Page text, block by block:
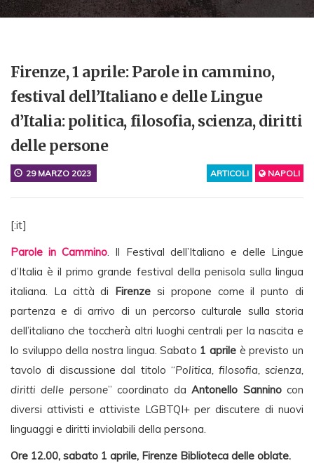
Firenze, 1 aprile: Parole in cammino,
festival dell’Italiano e delle Lingue
d’Italia: politica, filosofia, scienza, diritti
delle persone
ARTICOLI NAPOLI
29 MARZO 2023
[:it]
Parole in Cammino . Il Festival dell’Italiano e delle Lingue
d’Italia è il primo grande festival della penisola sulla lingua
italiana. La città di Firenze si propone come il punto di
partenza e di arrivo di un percorso culturale sulla storia
dell’italiano che toccherà altri luoghi centrali per la nascita e
lo sviluppo della nostra lingua. Sabato 1 aprileè previsto un
tavolo di discussione dal titolo “Politica, filosofia, scienza,
diritti delle persone” coordinato daAntonello Sanninocon
diversi attivisti e attiviste LGBTQI+ per discutere di nuovi
linguaggi e diritti inviolabili della persona.
Ore 12.00, sabato 1 aprile, Firenze Biblioteca delle oblate.